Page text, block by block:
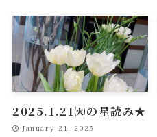
2025.1.21㈫の星読み★
January 21, 2025